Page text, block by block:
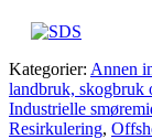
Kategorier: Annen
landbruk, skogbruk
Industrielle
Resirkulering,